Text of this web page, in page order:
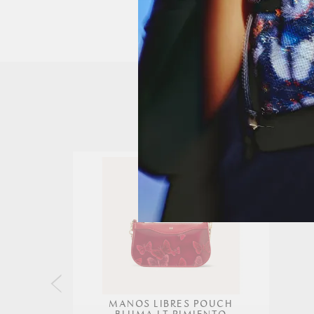
MANOS LIBRES POUCH